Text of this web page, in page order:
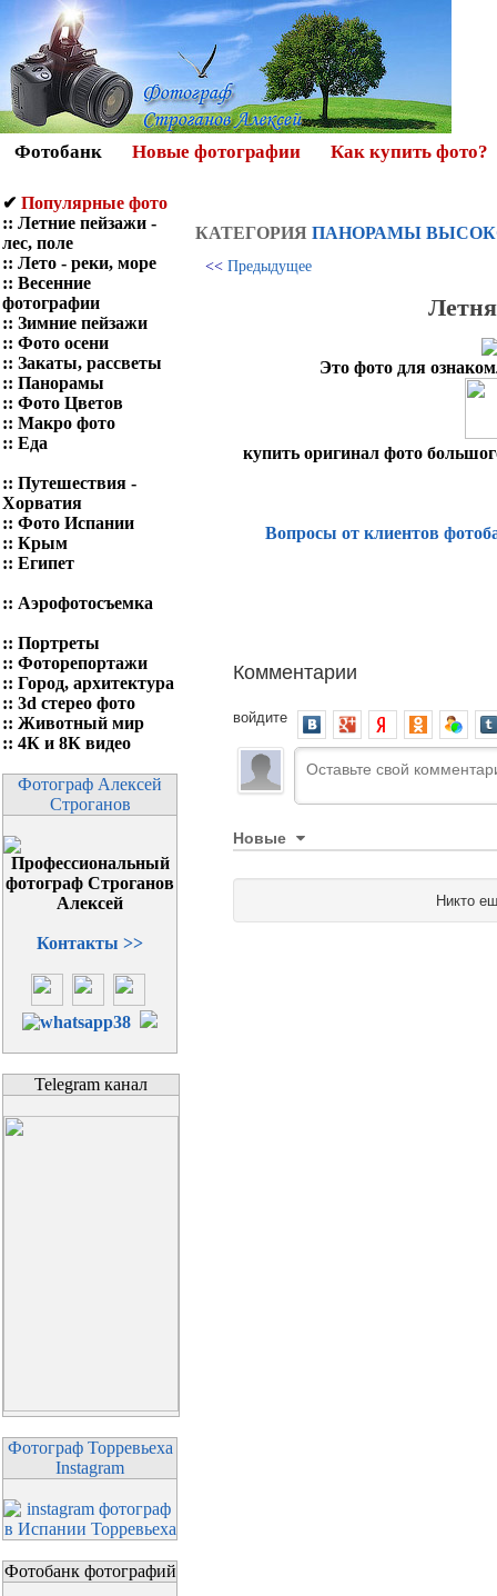
Фотобанк Новые фотографии Как купить фото?
✔ Популярные фото
:: Летние пейзажи -
лес, поле
:: Лето - реки, море
:: Весенние
фотографии
:: Зимние пейзажи
:: Фото осени
:: Закаты, рассветы
:: Панорамы
:: Фото Цветов
:: Макро фото
:: Еда
:: Путешествия -
Хорватия
:: Фото Испании
:: Крым
:: Египет
:: Аэрофотосъемка
:: Портреты
:: Фоторепортажи
:: Город, архитектура
:: 3d стерео фото
:: Животный мир
:: 4К и 8К видео
Фотограф Алексей
Строганов
Контакты >>
Telegram канал
Фотограф Торревьеха
Instagram
Фотобанк фотографий
КАТЕГОРИЯ ПАНОРАМЫ
<< Предыдущее
Это фото для
купить оригинал фото
Вопросы от клиентов
Комментарии
войдите
Новые
Никто